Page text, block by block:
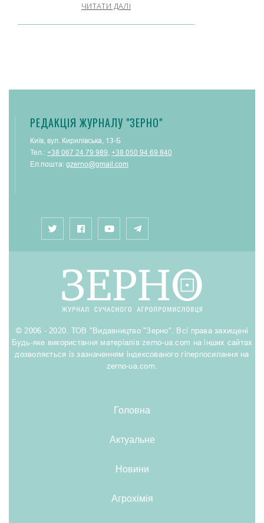
ЧИТАТИ ДАЛІ
РЕДАКЦІЯ ЖУРНАЛУ "ЗЕРНО"
Київ, вул. Кирилівська, 13-Б
Тел.: +38 067 24 79 989 +38 050 94 69 840
Ел.пошта: gzerno@gmail.com
© 2006 - 2020. ТОВ "Видавництво "Зерно". Всі права захищені
Будь-яке використання матеріалів zerno-ua.com на інших сайтах
дозволяється із зазначенням індексованого гіперпосилання на
zerno-ua.com.
Головна
Актуальне
Новини
Агрохімія